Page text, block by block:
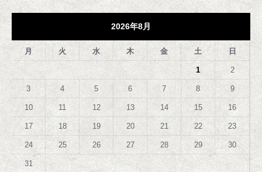
2026年8月
月 火 水 木 金 土 日
1 2
3 4 5 6 7 8 9
10 11 12 13 14 15 16
17 18 19 20 21 22 23
24 25 26 27 28 29 30
31